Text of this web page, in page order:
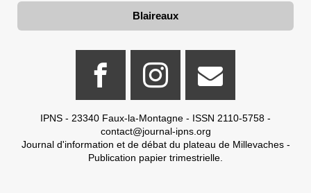
Blaireaux
IPNS - 23340 Faux-la-Montagne - ISSN 2110-5758 -
contact@journal-ipns.org
Journal d'information et de débat du plateau de Millevaches -
Publication papier trimestrielle.